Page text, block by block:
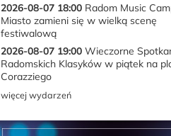
2026-08-07 18:00Radom Music
Miasto zamieni się w wielką scenę
festiwalową
2026-08-07 19:00Wieczorne
Radomskich Klasyków w piątek na
Corazziego
więcej wydarzeń